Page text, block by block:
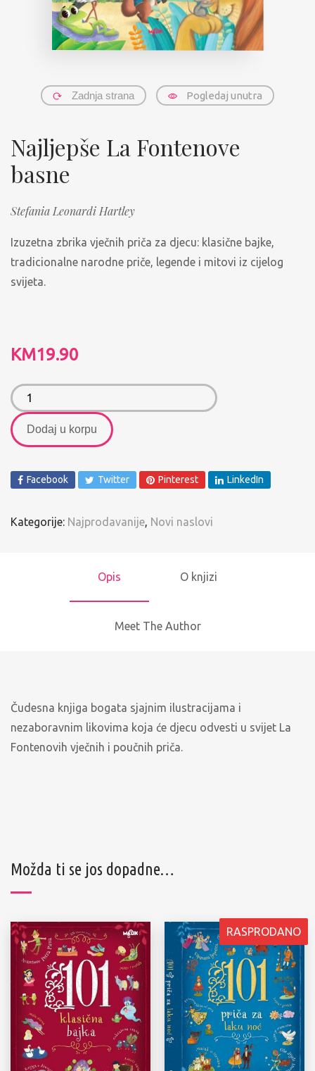
Zadnja strana Pogledaj unutra
Najljepše La Fontenove
basne
Stefania Leonardi Hartley
Izuzetna zbrika vječnih priča za djecu: klasične bajke,
tradicionalne narodne priče, legende i mitovi iz cijelog
svijeta.
KM19.90
Dodaj u korpu
Facebook Twitter Pinterest LinkedIn
Kategorije: Najprodavanije, Novi naslovi
Opis O knjizi
Meet The Author
Čudesna knjiga bogata sjajnim ilustracijama i
nezaboravnim likovima koja će djecu odvesti u svijet La
Fontenovih vječnih i poučnih priča.
Možda ti se jos dopadne…
RASPRODANO